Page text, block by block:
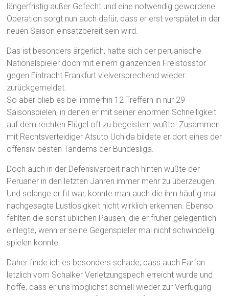
längerfristig außer Gefecht und eine notwendig gewordene
Operation sorgt nun auch dafür, dass er erst verspätet in der
neuen Saison einsatzbereit sein wird.
Das ist besonders ärgerlich, hatte sich der peruanische
Nationalspieler doch mit einem glänzenden Freistosstor
gegen Eintracht Frankfurt vielversprechend wieder
zurückgemeldet.
So aber blieb es bei immerhin 12 Treffern in nur 29
Saisonspielen, in denen er mit seiner enormen Schnelligkeit
auf dem rechten Flügel oft zu begeistern wußte. Zusammen
mit Rechtsverteidiger Atsuto Uchida bildete er dort eines der
offensiv besten Tandems der Bundesliga.
Doch auch in der Defensivarbeit nach hinten wußte der
Peruaner in den letzten Jahren immer mehr zu überzeugen.
Und solange er fit war, konnte man auch die ihm häufig mal
nachgesagte Lustlosigkeit nicht wirklich erkennen. Ebenso
fehlten die sonst üblichen Pausen, die er früher gelegentlich
einlegte, wenn er seine Gegenspieler mal nicht schwindelig
spielen konnte.
Daher finde ich es besonders schade, dass auch Farfan
letzlich vom Schalker Verletzungspech erreicht wurde und
hoffe, dass er uns möglichst schnell wieder zur Verfügung